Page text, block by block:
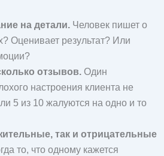
на детали.Человек пишет о
Оценивает результат? Или
отзывов.Один
настроения клиента не
5 из 10 жалуются на одно и то
так и отрицательные
то, что одному кажется